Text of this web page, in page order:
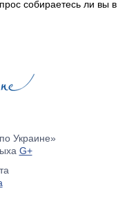
собираетесь ли вы в
Украине»
G+